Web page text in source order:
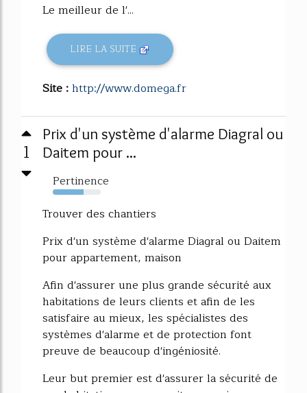
Le meilleur de l'...
LIRE LA SUITE
Site :http://www.domega.fr
1
Prix d'un système d'alarme Diagral ou
Daitem pour ...
Pertinence
64%
Trouver des chantiers
Prix d'un système d'alarme Diagral ou Daitem
pour appartement, maison
Afin d'assurer une plus grande sécurité aux
habitations de leurs clients et afin de les
satisfaire au mieux, les spécialistes des
systèmes d'alarme et de protection font
preuve de beaucoup d'ingéniosité.
Leur but premier est d'assurer la sécurité de